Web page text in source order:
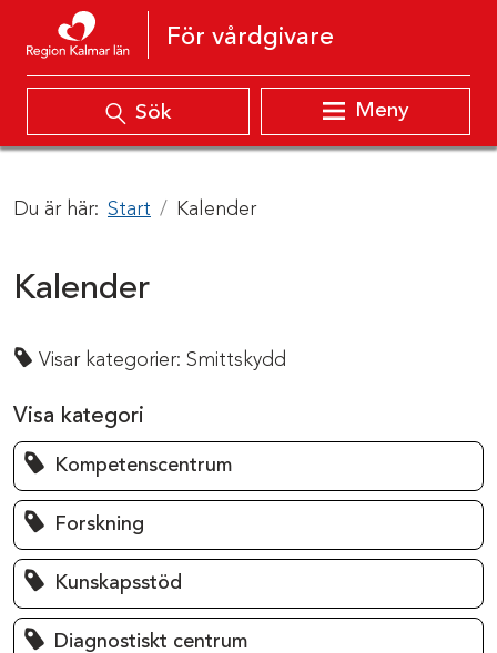
Hoppa till innehåll
För vårdgivare
Sök Meny
Du är här: Start Kalender
Kalender
Visar kategorier: Smittskydd
Visa kategori
Kompetenscentrum
Forskning
Kunskapsstöd
Diagnostiskt centrum